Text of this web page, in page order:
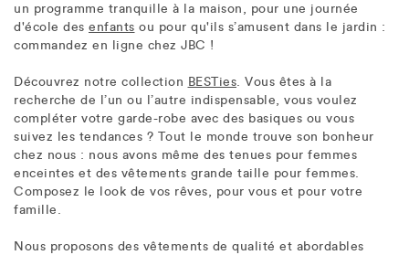
un programme tranquille à la maison, pour une journée
d'école des enfants ou pour qu'ils s’amusent dans le jardin :
commandez en ligne chez JBC !
Découvrez notre collection BESTies. Vous êtes à la
recherche de l’un ou l’autre indispensable, vous voulez
compléter votre garde-robe avec des basiques ou vous
suivez les tendances ? Tout le monde trouve son bonheur
chez nous : nous avons même des tenues pour femmes
enceintes et des vêtements grande taille pour femmes.
Composez le look de vos rêves, pour vous et pour votre
famille.
Nous proposons des vêtements de qualité et abordables